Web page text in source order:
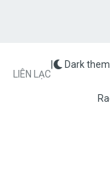
FOOTER
LIÊN LẠC
| Dark